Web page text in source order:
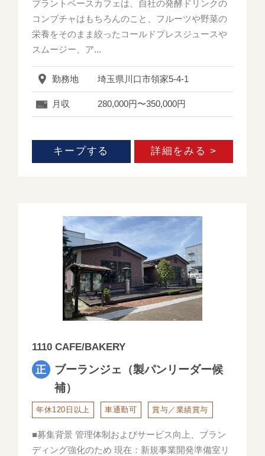
プラントベースカフェは、自社の発酵ドリンクの
コンブチャはもちろんのこと、フルーツや野菜の
栄養をそのまま絞ったコールドプレスジュースや
スムージー、ア...
勤務地 埼玉県川口市領家5-4-1
月収 280,000円〜350,000円
キープする 詳細をみる >
1110 CAFE/BAKERY
ブーランジェ（製パンリーダー候
補）
年休120日以上 車通勤可 賞与／業績賞与
■募集背景 管理体制およびサービス向上、ブラン
ディング強化のため 現在：新規事業開発準備室リ